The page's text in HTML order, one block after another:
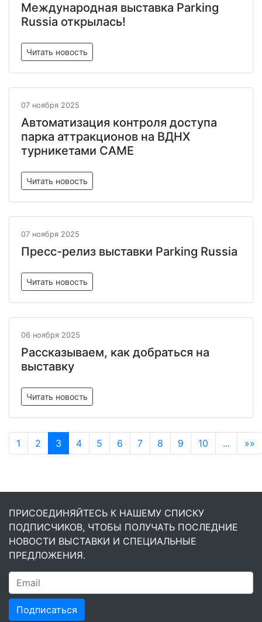
Международная выставка Parking
Russia открылась!
Читать новость
07 ноября 2025
Автоматизация контроля доступа
парка аттракционов на ВДНХ
турникетами CAME
Читать новость
07 ноября 2025
Пресс-релиз выставки Parking Russia
Читать новость
06 ноября 2025
Рассказываем, как добраться на
выставку
Читать новость
1 2 3 4 5 6 7 8 9 10 ... »»
ПРИСОЕДИНЯЙТЕСЬ К НАШЕМУ СПИСКУ
ПОДПИСЧИКОВ, ЧТОБЫ ПОЛУЧАТЬ ПОСЛЕДНИЕ
НОВОСТИ ВЫСТАВКИ И СПЕЦИАЛЬНЫЕ
ПРЕДЛОЖЕНИЯ.
Подписаться